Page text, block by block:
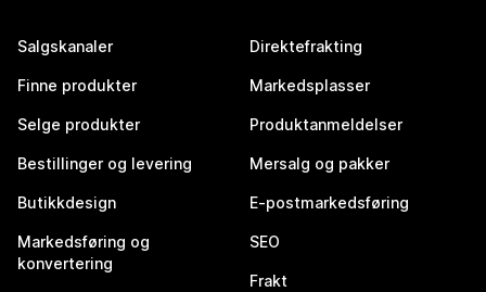
Salgskanaler
Finne produkter
Selge produkter
Bestillinger og levering
Butikkdesign
Markedsføring og
konvertering
Direktefrakting
Markedsplasser
Produktanmeldelser
Mersalg og pakker
E-postmarkedsføring
SEO
Frakt